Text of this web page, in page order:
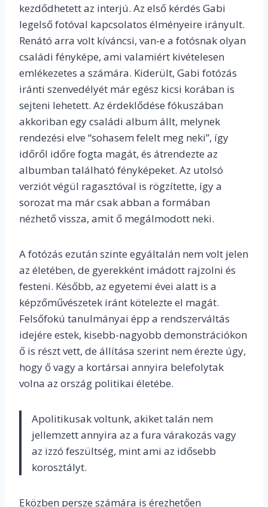
kezdődhetett az interjú. Az első kérdés Gabi
legelső fotóval kapcsolatos élményeire irányult.
Renátó arra volt kíváncsi, van-e a fotósnak olyan
családi fényképe, ami valamiért kivételesen
emlékezetes a számára. Kiderült, Gabi fotózás
iránti szenvedélyét már egész kicsi korában is
sejteni lehetett. Az érdeklődése fókuszában
akkoriban egy családi album állt, melynek
rendezési elve “sohasem felelt meg neki”, így
időről időre fogta magát, és átrendezte az
albumban található fényképeket. Az utolsó
verziót végül ragasztóval is rögzítette, így a
sorozat ma már csak abban a formában
nézhető vissza, amit ő megálmodott neki.
A fotózás ezután szinte egyáltalán nem volt jelen
az életében, de gyerekként imádott rajzolni és
festeni. Később, az egyetemi évei alatt is a
képzőművészetek iránt kötelezte el magát.
Felsőfokú tanulmányai épp a rendszerváltás
idejére estek, kisebb-nagyobb demonstrációkon
ő is részt vett, de állítása szerint nem érezte úgy,
hogy ő vagy a kortársai annyira belefolytak
volna az ország politikai életébe.
Apolitikusak voltunk, akiket talán nem
jellemzett annyira az a fura várakozás vagy
az izzó feszültség, mint ami az idősebb
korosztályt.
Eközben persze számára is érezhetően